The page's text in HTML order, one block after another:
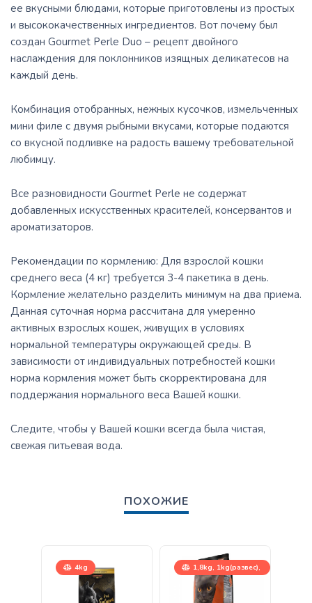
ее вкусными блюдами, которые приготовлены из простых
и высококачественных ингредиентов. Вот почему был
создан Gourmet Perle Duo – рецепт двойного
наслаждения для поклонников изящных деликатесов на
каждый день.
Комбинация отобранных, нежных кусочков, измельченных
мини филе с двумя рыбными вкусами, которые подаются
со вкусной подливке на радость вашему требовательной
любимцу.
Все разновидности Gourmet Perle не содержат
добавленных искусственных красителей, консервантов и
ароматизаторов.
Рекомендации по кормлению: Для взрослой кошки
среднего веса (4 кг) требуется 3-4 пакетика в день.
Кормление желательно разделить минимум на два приема.
Данная суточная норма рассчитана для умеренно
активных взрослых кошек, живущих в условиях
нормальной температуры окружающей среды. В
зависимости от индивидуальных потребностей кошки
норма кормления может быть скорректирована для
поддержания нормального веса Вашей кошки.
Следите, чтобы у Вашей кошки всегда была чистая,
свежая питьевая вода.
ПОХОЖИЕ
4kg
1,8kg, 1kg(развес),
15kg